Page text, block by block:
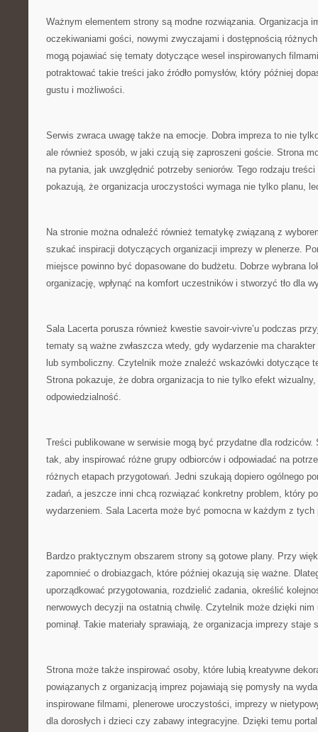
Ważnym elementem strony są modne rozwiązania. Organizacja
oczekiwaniami gości, nowymi zwyczajami i dostępnością
mogą pojawiać się tematy dotyczące wesel inspirowanych
potraktować takie treści jako źródło pomysłów, który później
gustu i możliwości.
Serwis zwraca uwagę także na emocje. Dobra impreza to nie
ale również sposób, w jaki czują się zaproszeni goście. Strona
na pytania, jak uwzględnić potrzeby seniorów. Tego rodzaju
pokazują, że organizacja uroczystości wymaga nie tylko planu,
Na stronie można odnaleźć również tematykę związaną z
szukać inspiracji dotyczących organizacji imprezy w plenerze.
miejsce powinno być dopasowane do budżetu. Dobrze wybrana
organizację, wpłynąć na komfort uczestników i stworzyć tło dla
Sala Lacerta porusza również kwestie savoir-vivre’u podczas
tematy są ważne zwłaszcza wtedy, gdy wydarzenie ma
lub symboliczny. Czytelnik może znaleźć wskazówki dotyczące
Strona pokazuje, że dobra organizacja to nie tylko efekt
odpowiedzialność.
Treści publikowane w serwisie mogą być przydatne dla rodziców.
tak, aby inspirować różne grupy odbiorców i odpowiadać na
różnych etapach przygotowań. Jedni szukają dopiero ogólnego
zadań, a jeszcze inni chcą rozwiązać konkretny problem, który
wydarzeniem. Sala Lacerta może być pomocna w każdym z tych
Bardzo praktycznym obszarem strony są gotowe plany. Przy
zapomnieć o drobiazgach, które później okazują się ważne.
uporządkować przygotowania, rozdzielić zadania, określić
nerwowych decyzji na ostatnią chwilę. Czytelnik może dzięki
pominął. Takie materiały sprawiają, że organizacja imprezy staje
Strona może także inspirować osoby, które lubią kreatywne
powiązanych z organizacją imprez pojawiają się pomysły na
inspirowane filmami, plenerowe uroczystości, imprezy w
dla dorosłych i dzieci czy zabawy integracyjne. Dzięki temu